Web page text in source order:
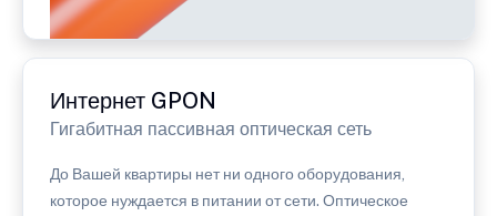
Интернет GPON
Гигабитная пассивная оптическая сеть
До Вашей квартиры нет ни одного оборудования,
которое нуждается в питании от сети. Оптическое